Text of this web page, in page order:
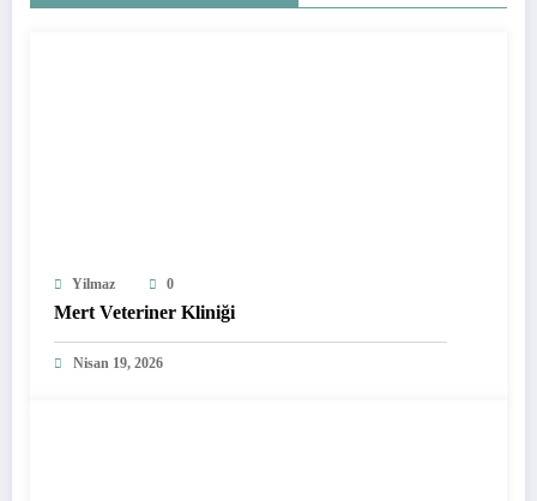
Yilmaz 0
Mert Veteriner Kliniği
Nisan 19, 2026